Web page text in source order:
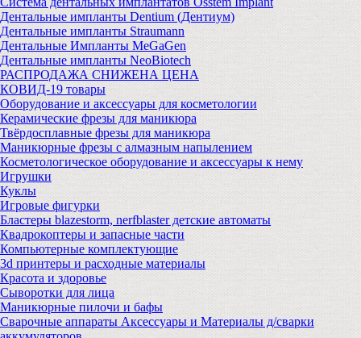
Дентальные импланты Dentium (Дентиум)
Дентальные импланты Straumann
Дентальные Импланты MeGaGen
Дентальные импланты NeoBiotech
РАСПРОДАЖА СНИЖЕНА ЦЕНА
КОВИД-19 товары
Оборудование и аксессуары для косметологии
Керамические фрезы для маникюра
Твёрдосплавные фрезы для маникюра
Маникюрные фрезы с алмазным напылением
Косметологическое оборудование и аксессуары к нему
Игрушки
Куклы
Игровые фигурки
Бластеры blazestorm, nerfblaster детские автоматы
Квадрокоптеры и запасные части
Компьютерные комплектующие
3d принтеры и расходные материалы
Красота и здоровье
Сыворотки для лица
Маникюрные пилочи и бафы
Сварочные аппараты Аксессуары и Материалы д/сварки